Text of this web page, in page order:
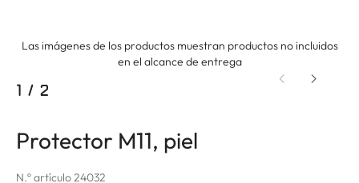
Las imágenes de los productos muestran productos no incluidos
en el alcance de entrega
1 / 2
Protector M11, piel
N.º artículo 24032